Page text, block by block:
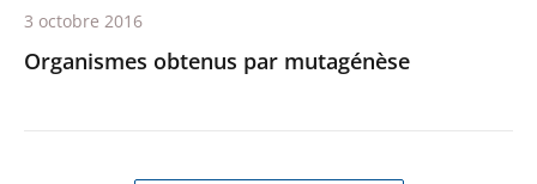
Organismes obtenus par mutagénèse
3 octobre 2016